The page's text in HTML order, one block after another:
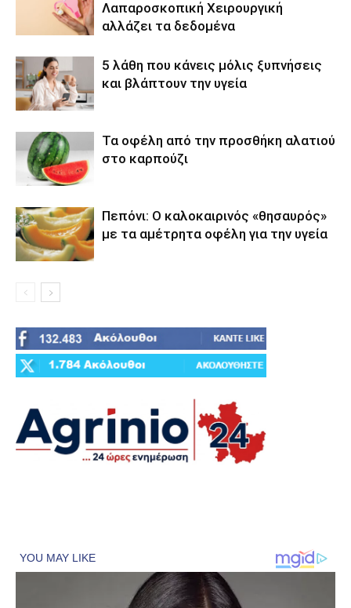
Λαπαροσκοπική Χειρουργική
αλλάζει τα δεδομένα
5 λάθη που κάνεις μόλις ξυπνήσεις
και βλάπτουν την υγεία
Τα οφέλη από την προσθήκη αλατιού
στο καρπούζι
Πεπόνι: Ο καλοκαιρινός «θησαυρός»
με τα αμέτρητα οφέλη για την υγεία